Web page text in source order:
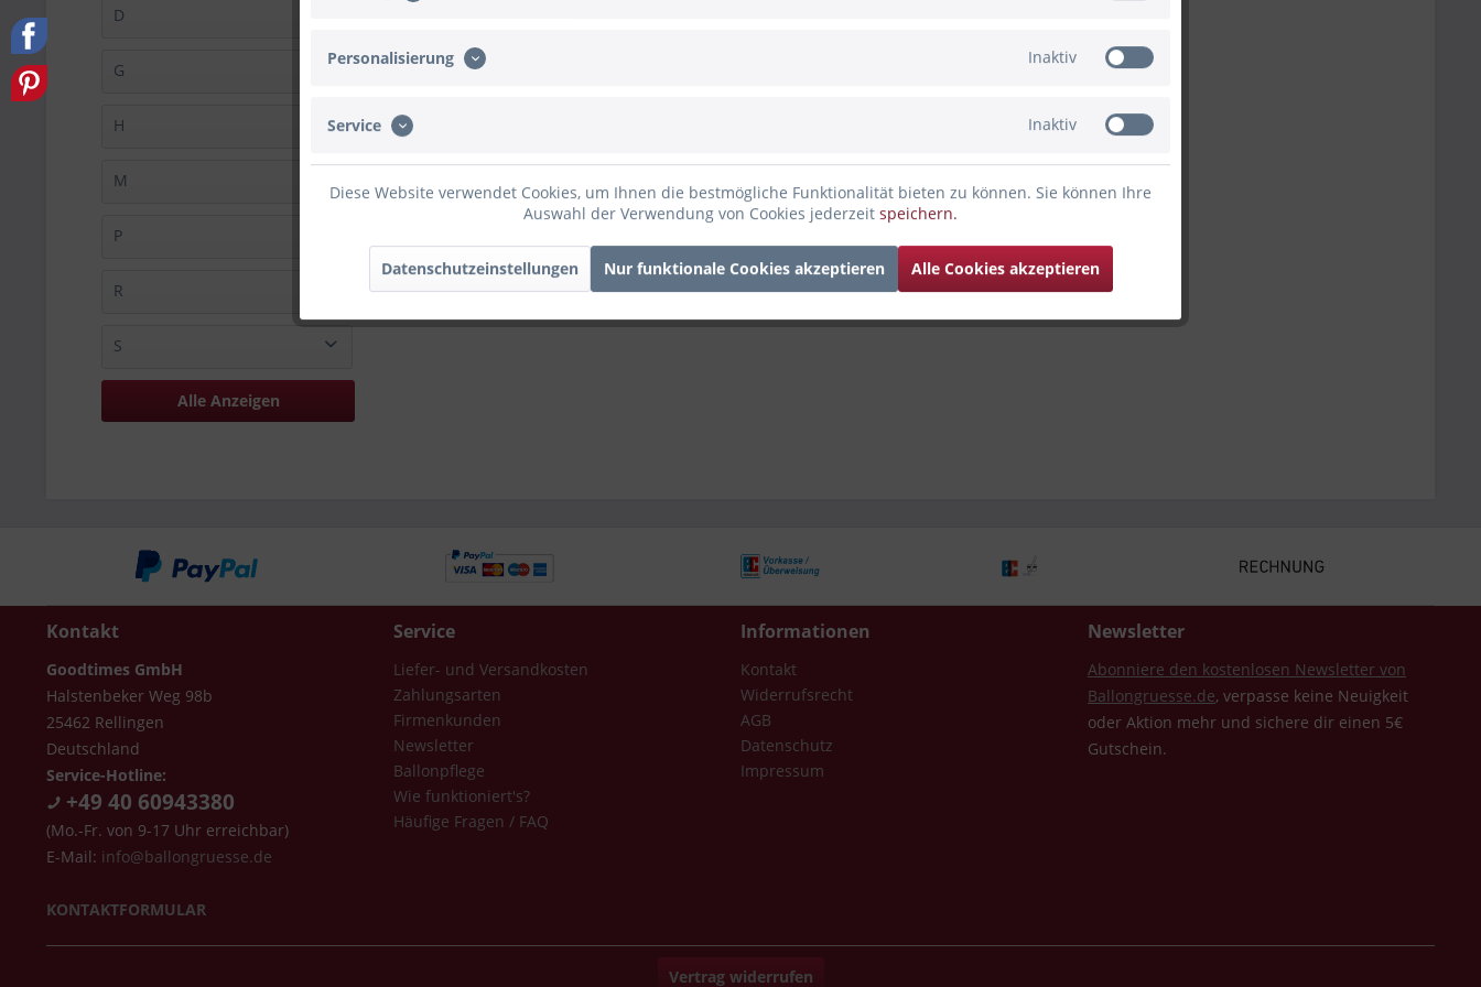
D
G
H
Hersteller unbekannt (883)
M
P
R
S
S.A.G. Balloons (2)
Alle Anzeigen
Kontakt
Goodtimes GmbH
Halstenbeker Weg 98b
25462 Rellingen
Deutschland
Service-Hotline:
+49 40 60943380
(Mo.-Fr. von 9-17 Uhr erreichbar)
E-Mail: info@ballongruesse.de
KONTAKTFORMULAR
Service
Liefer- und Versandkosten
Zahlungsarten
Firmenkunden
Newsletter
Ballonpflege
Wie funktioniert's?
Häufige Fragen / FAQ
Informationen
Kontakt
Widerrufsrecht
AGB
Datenschutz
Impressum
Newsletter
Abonniere den kostenlosen Newsletter von
Ballongruesse.de, verpasse keine Neuigkeit
oder Aktion mehr und sichere dir einen 5€
Gutschein.
Vertrag widerrufen
Personalisierung Inaktiv
Service Inaktiv
Diese Website verwendet Cookies, um Ihnen die bestmögliche Funktionalität bieten zu können. Sie können Ihre
Auswahl der Verwendung von Cookies jederzeit speichern.
Datenschutzeinstellungen Nur funktionale Cookies akzeptieren Alle Cookies akzeptieren